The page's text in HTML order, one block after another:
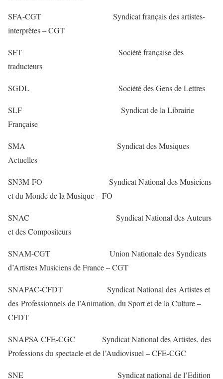
SFA-CGT Syndicat français des artistes-
interprètes – CGT
SFT Société française des
traducteurs
SGDL Société des Gens de Lettres
SLF Syndicat de la Librairie
Française
SMA Syndicat des Musiques
Actuelles
SN3M-FO Syndicat National des Musiciens
et du Monde de la Musique – FO
SNAC Syndicat National des Auteurs
et des Compositeurs
SNAM-CGT Union Nationale des Syndicats
d’Artistes Musiciens de France – CGT
SNAPAC-CFDT Syndicat National des Artistes et
des Professionnels de l’Animation, du Sport et de la Culture –
CFDT
SNAPSA CFE-CGC Syndicat National des Artistes, des
Professions du spectacle et de l’Audiovisuel – CFE-CGC
SNE Syndicat national de l’Edition